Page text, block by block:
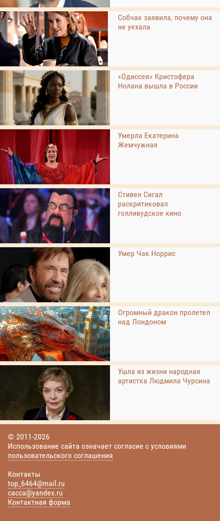
Собчак заявила, почему она
не уехала
«Одиссея» Кристофера
Нолана вышла в России
Умерла Екатерина
Жемчужная
Стивен Сигал
раскритиковал
голливудское кино
Умер Чак Норрис
Огромный дракон пролетел
над Лондоном
Ушла из жизни народная
артистка Людмила Чурсина
© 2011-2026
Использование сайта означает согласие с условиями
пользовательского соглашения
Контакты
top_6464@mail.ru
cacca@yandex.ru
Контактная форма